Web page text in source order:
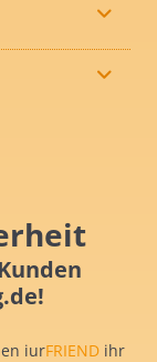
iurFRIEND ihr